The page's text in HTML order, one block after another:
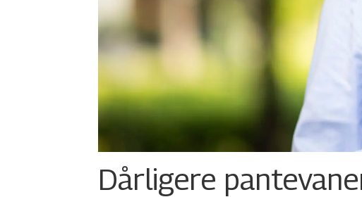
Dårligere